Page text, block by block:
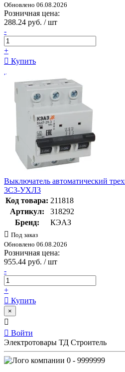
Обновлено 06.08.2026
Розничная цена:
288.24 руб. / шт
-
+
Купить
Выключатель автоматический
3C3-УХЛ3
Код товара: 211818
Артикул:
318292
Бренд:
КЭАЗ
Под заказ
Обновлено 06.08.2026
Розничная цена:
955.44 руб. / шт
-
+
Купить
×
Войти
Электротовары ТД Строитель
0 - 9999999